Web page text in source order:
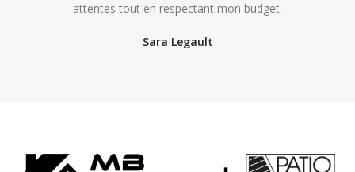
attentes tout en respectant mon budget.
Sara Legault